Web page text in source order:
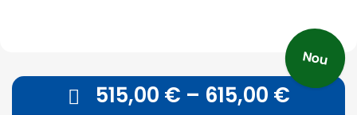
515,00 € – 615,00 €
Nou